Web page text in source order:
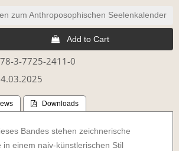
zum Anthroposophischen Seelenkalender
 Add to Cart
3-7725-2411-0
 Downloads
Bandes stehen zeichnerische
in einem naiv-künstlerischen Stil